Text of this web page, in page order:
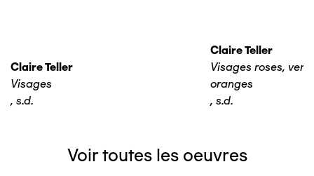
Claire Teller
Visages
, s.d.
Claire Teller
Visages roses,
oranges
, s.d.
Voir toutes les oeuvres